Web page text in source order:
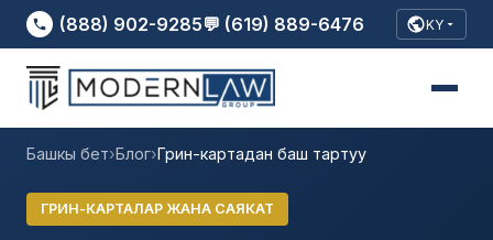
(888) 902-9285💬 (619) 889-6476 KY
Башкы бет›Блог›Грин-картадан баш тартуу
ГРИН-КАРТАЛАР ЖАНА САЯКАТ